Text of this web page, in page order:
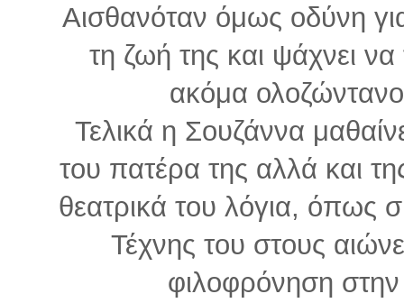
Αισθανόταν όμως οδύνη
τη ζωή της και ψάχνει
ακόμα
Τελικά η Σουζάννα
του πατέρα της αλλά και
θεατρικά του λόγια, όπως
Τέχνης του στους
φιλοφρόνηση στην